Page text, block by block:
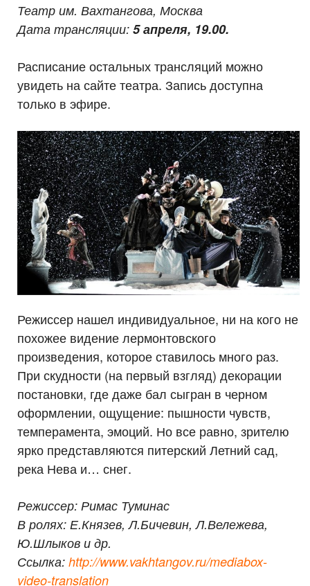
Театр им. Вахтангова, Москва
Дата трансляции: 5 апреля, 19.00.
Расписание остальных трансляций можно
увидеть на сайте театра. Запись доступна
только в эфире.
Режиссер нашел индивидуальное, ни на кого не
похожее видение лермонтовского
произведения, которое ставилось много раз.
При скудности (на первый взгляд) декорации
постановки, где даже бал сыгран в черном
оформлении, ощущение: пышности чувств,
темперамента, эмоций. Но все равно, зрителю
ярко представляются питерский Летний сад,
река Нева и… снег.
Режиссер: Римас Туминас
В ролях: Е.Князев, Л.Бичевин, Л.Вележева,
Ю.Шлыков и др.
Ссылка: http://www.vakhtangov.ru/mediabox-
video-translation